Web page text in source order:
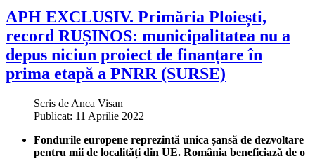
APH EXCLUSIV. Primăria Ploiești,
record RUȘINOS: municipalitatea nu a
depus niciun proiect de finanțare în
prima etapă a PNRR (SURSE)
Scris de Anca Visan
Publicat: 11 Aprilie 2022
Fondurile europene reprezintă unica șansă de dezvoltare
pentru mii de localități din UE. România beneficiază de o